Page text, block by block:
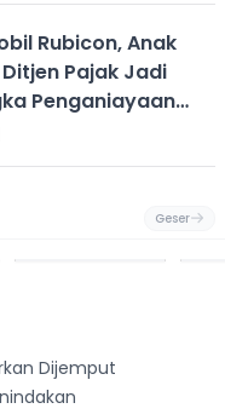
Rubicon, Anak
Pajak Jadi
Penganiayaan
Geser
Dijemput